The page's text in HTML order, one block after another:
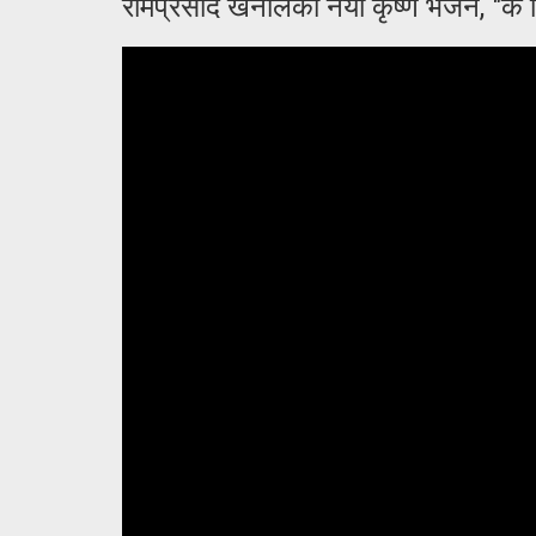
रामप्रसाद खनालको नयाँ कृष्ण भजन, "के